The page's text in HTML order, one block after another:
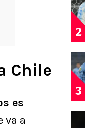
Chile
es
va a
2
3